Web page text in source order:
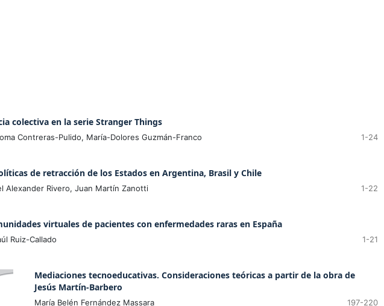
colectiva en la serie Stranger Things
Contreras-Pulido, María-Dolores Guzmán-Franco
1-24
de retracción de los Estados en Argentina, Brasil y Chile
Alexander Rivero, Juan Martín Zanotti
1-22
virtuales de pacientes con enfermedades raras en España
Ruiz-Callado
1-21
Mediaciones tecnoeducativas. Consideraciones teóricas a partir de la obra de
Jesús Martín-Barbero
María Belén Fernández Massara 197-220